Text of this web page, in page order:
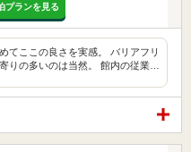
プランを見る
てここの良さを実感。 バリアフリ
りの多いのは当然。 館内の従業…